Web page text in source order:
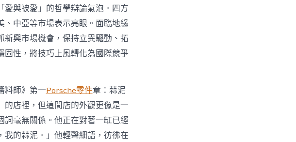
愛與被愛」的哲學辯論氣泡。四方
、中亞等市場表示亮眼。面臨地緣
興市場機會，保持立異驅動、拓
固性，將技巧上風轉化為國際競爭
料師》第一Porsche零件章：蒜泥
店裡，但這間店的外觀更像是一
毫無關係。他正在對著一缸已經
的蒜泥。」他輕聲細語，彷彿在